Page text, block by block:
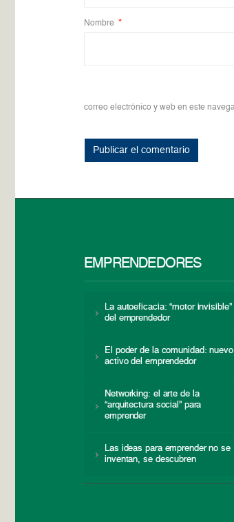
Nombre *
correo electrónico y web en este
EMPRENDEDORES
La autoeficacia: “motor invisible”
del emprendedor
El poder de la comunidad: nuevo
activo del emprendedor
Networking: el arte de la
“arquitectura social” para
emprender
Las ideas para emprender no se
inventan, se descubren